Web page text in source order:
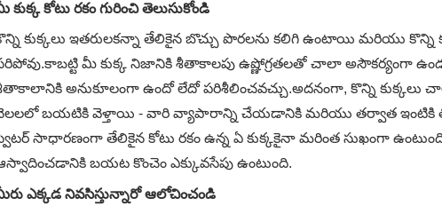
కుక్క కోటు రకం గురించి తెలుసుకోండి
కుక్కలు ఇతరులకన్నా తేలికైన బొచ్చు పొరలను కలిగి ఉంటాయి మరియు కొన్ని
మీ కుక్క నిజానికి శీతాకాలపు ఉష్ణోగ్రతలతో చాలా అసౌకర్యంగా
అనుకూలంగా ఉందో లేదో పరిశీలించవచ్చు.అదనంగా, కొన్ని కుక్కలు
బయటికి వెళ్తాయి - వారి వ్యాపారాన్ని చేయడానికి మరియు తర్వాత ఇంటికి
సాధారణంగా తేలికైన కోటు రకం ఉన్న ఏ కుక్కకైనా మరింత సుఖంగా
బయట కొంచెం ఎక్కువసేపు ఉంటుంది.
ఎక్కడ నివసిస్తున్నారో ఆలోచించండి